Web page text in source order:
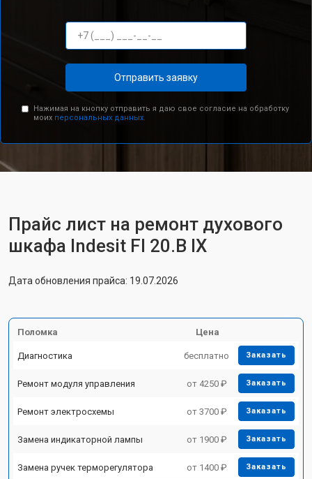
Отправить заявку
Нажимая на кнопку отправить я даю свое согласие на обработку
моих персональных данных.
Прайс лист на ремонт духового
шкафа Indesit FI 20.B IX
Дата обновления прайса: 19.07.2026
Поломка Цена
Диагностика бесплатно Заказать
Ремонт модуля управления от 4250 ₽ Заказать
Ремонт электросхемы от 3700 ₽ Заказать
Замена индикаторной лампы от 1900 ₽ Заказать
Замена ручек терморегулятора от 1400 ₽ Заказать